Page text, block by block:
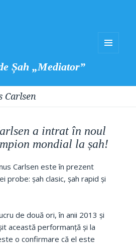
Șah „Mediator”
Carlsen
a intrat în noul
mondial la șah!
Carlsen este în prezent
probe: șah clasic, șah rapid și
de două ori, în anii 2013 și
această performanță și la
o confirmare că el este